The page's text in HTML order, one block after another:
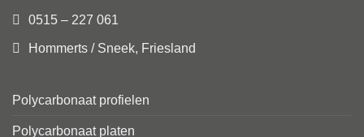
0515 – 227 061
Hommerts / Sneek, Friesland
Polycarbonaat profielen
Polycarbonaat platen